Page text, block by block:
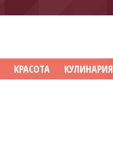
КРАСОТА КУЛИНАРИЯ